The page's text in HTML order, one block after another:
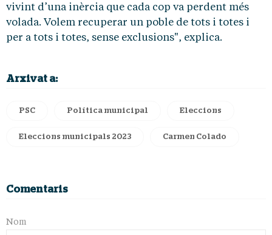
vivint d’una inèrcia que cada cop va perdent més
volada. Volem recuperar un poble de tots i totes i
per a tots i totes, sense exclusions", explica.
Arxivat a:
PSC Política municipal Eleccions
Eleccions municipals 2023 Carmen Colado
Comentaris
Nom